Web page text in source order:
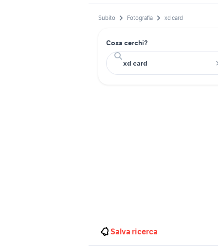
Subito Fotografia xd card
Cosa cerchi?
Salva ricerca